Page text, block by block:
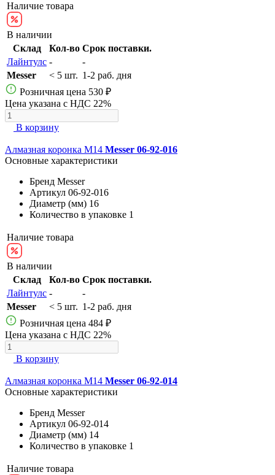
Наличие товара
В наличии
Склад
Кол-во Срок поставки.
Лайнтулс -
-
Messer
< 5 шт. 1-2 раб. дня
Розничная цена 530 ₽
Цена указана с НДС 22%
В корзину
Алмазная коронка М14 Messer 06-92-016
Основные характеристики
Бренд Messer
Артикул 06-92-016
Диаметр (мм) 16
Количество в упаковке 1
Наличие товара
В наличии
Склад
Кол-во Срок поставки.
Лайнтулс -
-
Messer
< 5 шт. 1-2 раб. дня
Розничная цена 484 ₽
Цена указана с НДС 22%
В корзину
Алмазная коронка М14 Messer 06-92-014
Основные характеристики
Бренд Messer
Артикул 06-92-014
Диаметр (мм) 14
Количество в упаковке 1
Наличие товара